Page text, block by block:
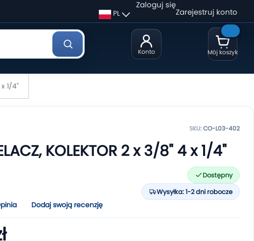
Konto
PL
Zaloguj się
Zarejestruj konto
Mój koszyk
x 1/4"
SKU:CO-L03-402
KOLEKTOR 2 x 3/8" 4 x 1/4"
Dostępny
Wysyłka: 1-2 dni robocze
Dodaj swoją recenzję